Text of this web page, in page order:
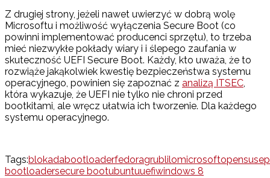
Z drugiej strony, jeżeli nawet uwierzyć w dobrą wolę
Microsoftu i możliwość wyłączenia Secure Boot (co
powinni implementować producenci sprzętu), to trzeba
mieć niezwykłe pokłady wiary i i ślepego zaufania w
skuteczność UEFI Secure Boot. Każdy, kto uważa, że to
rozwiąże jakąkolwiek kwestię bezpieczeństwa systemu
operacyjnego, powinien się zapoznać z analizą ITSEC,
która wykazuje, że UEFI nie tylko nie chroni przed
bootkitami, ale wręcz ułatwia ich tworzenie. Dla każdego
systemu operacyjnego.
Tags:blokadabootloaderfedoragrublilomicrosoftopensuse
bootloadersecure bootubuntuuefiwindows 8